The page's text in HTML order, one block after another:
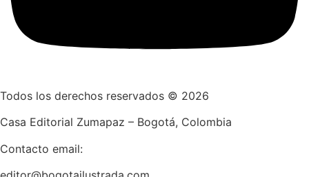
Todos los derechos reservados © 2026
Casa Editorial Zumapaz – Bogotá, Colombia
Contacto email: